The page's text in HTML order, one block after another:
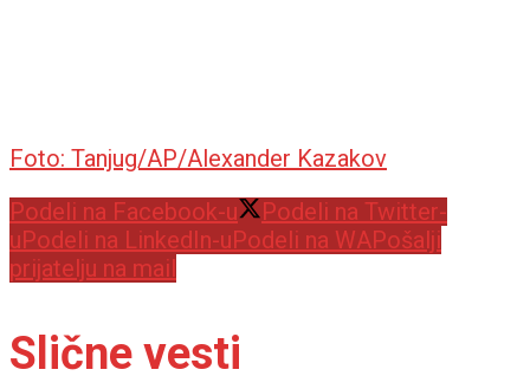
Foto: Tanjug/AP/Alexander Kazakov
Podeli na Facebook-u
Podeli na Twitter-
uPodeli na LinkedIn-uPodeli na WAPošalji
prijatelju na mail
Slične vesti